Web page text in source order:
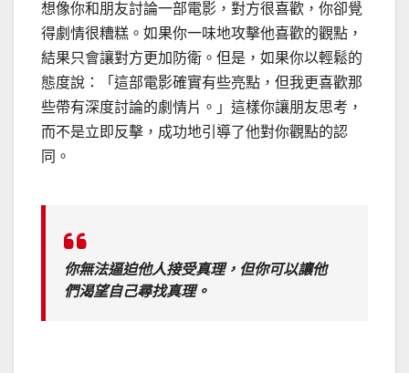
想像你和朋友討論一部電影，對方很喜歡，你卻覺
得劇情很糟糕。如果你一味地攻擊他喜歡的觀點，
結果只會讓對方更加防衛。但是，如果你以輕鬆的
態度說：「這部電影確實有些亮點，但我更喜歡那
些帶有深度討論的劇情片。」這樣你讓朋友思考，
而不是立即反擊，成功地引導了他對你觀點的認
同。
你無法逼迫他人接受真理，但你可以讓他
們渴望自己尋找真理。